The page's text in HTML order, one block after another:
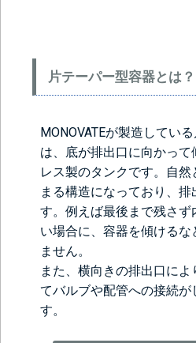
片テーパー型容器とは？
MONOVATEが製造してい
は、底が排出口に向かっ
レス製のタンクです。自
まる構造になっており、排
す。例えば最後まで残さず
い場合に、容器を傾けるな
ません。
また、横向きの排出口に
てバルブや配管への接続が
す。